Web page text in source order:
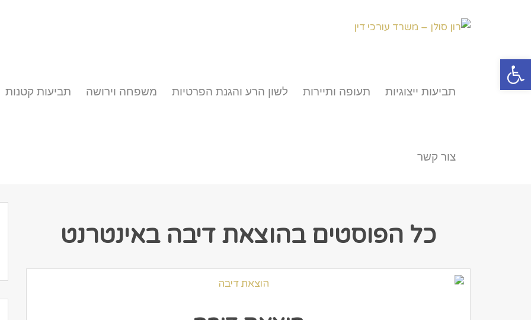
פתח סרגל נגישות
תביעות ייצוגיות תעופה ותיירות לשון הרע והגנת הפרטיות משפחה וירושה תביעות קטנות
צור קשר
כל הפוסטים בהוצאת דיבה באינטרנט